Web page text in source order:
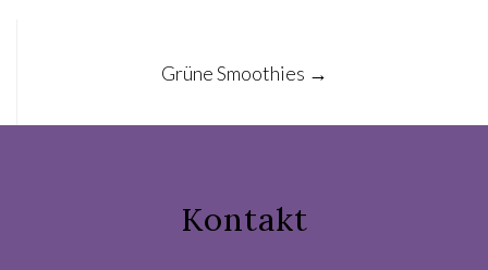
navigation
Grüne Smoothies →
Kontakt